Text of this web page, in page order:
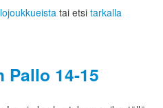
tai etsi tarkalla
Pallo 14-15